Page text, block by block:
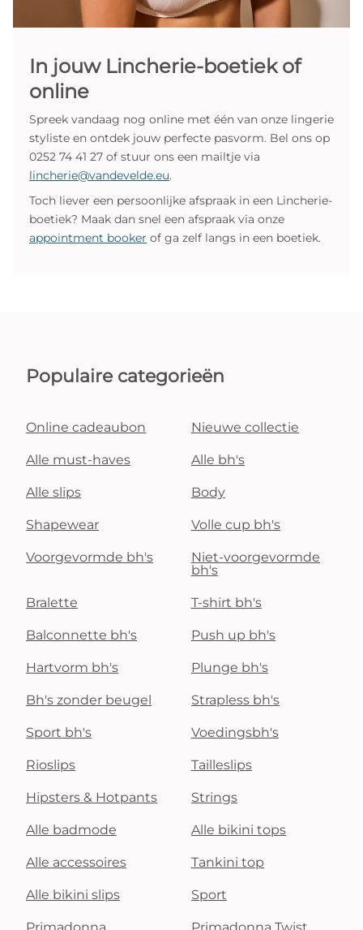
In jouw Lincherie-boetiek of
online
Spreek vandaag nog online met één van onze lingerie
styliste en ontdek jouw perfecte pasvorm. Bel ons op
0252 74 41 27 of stuur ons een mailtje via
lincherie@vandevelde.eu.
Toch liever een persoonlijke afspraak in een Lincherie-
boetiek? Maak dan snel een afspraak via onze
appointment booker of ga zelf langs in een boetiek.
Populaire categorieën
Online cadeaubon Nieuwe collectie
Alle must-haves Alle bh's
Alle slips Body
Shapewear Volle cup bh's
Voorgevormde bh's
Niet-voorgevormde
bh's
Bralette T-shirt bh's
Balconnette bh's Push up bh's
Hartvorm bh's Plunge bh's
Bh's zonder beugel Strapless bh's
Sport bh's Voedingsbh's
Rioslips Tailleslips
Hipsters & Hotpants Strings
Alle badmode Alle bikini tops
Alle accessoires Tankini top
Alle bikini slips Sport